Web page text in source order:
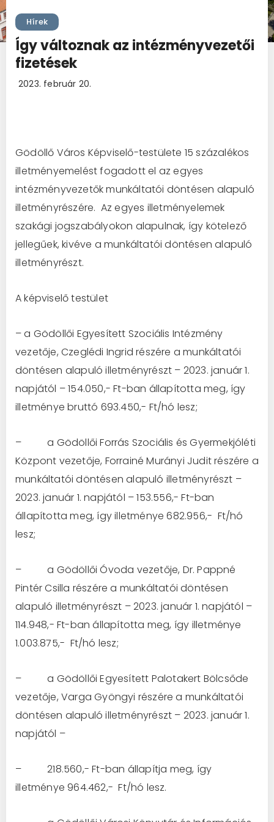
Hírek
Így változnak az intézményvezetői
fizetések
2023. február 20.
Gödöllő Város Képviselő-testülete 15 százalékos
illetményemelést fogadott el az egyes
intézményvezetők munkáltatói döntésen alapuló
illetményrészére. Az egyes illetményelemek
szakági jogszabályokon alapulnak, így kötelező
jellegűek, kivéve a munkáltatói döntésen alapuló
illetményrészt.
A képviselő testület
– a Gödöllői Egyesített Szociális Intézmény
vezetője, Czeglédi Ingrid részére a munkáltatói
döntésen alapuló illetményrészt – 2023. január 1.
napjától – 154.050,- Ft-ban állapította meg, így
illetménye bruttó 693.450,- Ft/hó lesz;
– a Gödöllői Forrás Szociális és Gyermekjóléti
Központ vezetője, Forrainé Murányi Judit részére a
munkáltatói döntésen alapuló illetményrészt –
2023. január 1. napjától – 153.556,- Ft-ban
állapította meg, így illetménye 682.956,- Ft/hó
lesz;
– a Gödöllői Óvoda vezetője, Dr. Pappné
Pintér Csilla részére a munkáltatói döntésen
alapuló illetményrészt – 2023. január 1. napjától –
114.948,- Ft-ban állapította meg, így illetménye
1.003.875,- Ft/hó lesz;
– a Gödöllői Egyesített Palotakert Bölcsőde
vezetője, Varga Gyöngyi részére a munkáltatói
döntésen alapuló illetményrészt – 2023. január 1.
napjától –
– 218.560,- Ft-ban állapítja meg, így
illetménye 964.462,- Ft/hó lesz.